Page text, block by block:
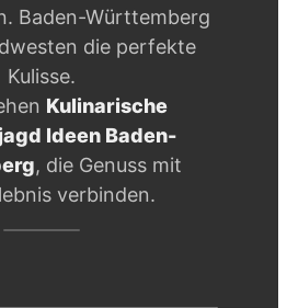
Baden-Württemberg
die perfekte
Kulisse.
Kulinarische
Ideen Baden-
, die Genuss mit
verbinden.